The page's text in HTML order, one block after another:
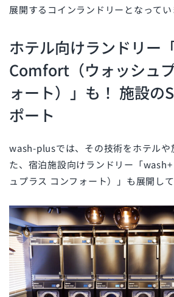
展開するコインランドリーとなってい
ホテル向けランドリー
Comfort（ウォッシュ
ォート）」も！ 施設の
ポート
wash-plusでは、その技術をホテルや
た、宿泊施設向けランドリー「
ュプラス コンフォート）」も展開して